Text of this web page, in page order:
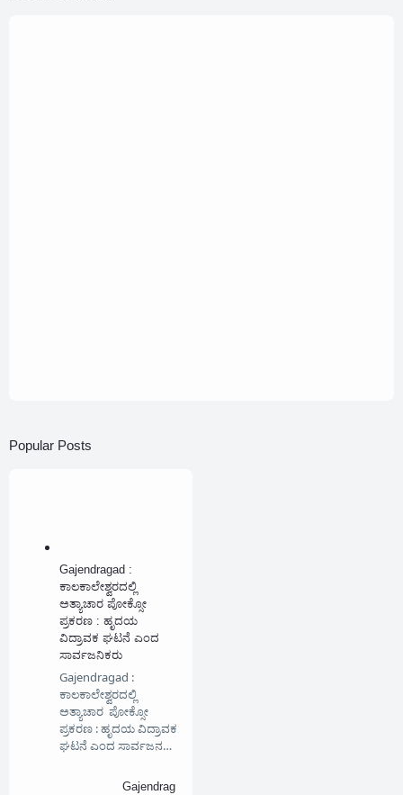
Popular Posts
Gajendragad :
ಕಾಲಕಾಲೇಶ್ವರದಲ್ಲಿ
ಅತ್ಯಾಚಾರ ಪೋಕ್ಸೋ
ಪ್ರಕರಣ : ಹೃದಯ
ವಿದ್ರಾವಕ ಘಟನೆ ಎಂದ
ಸಾರ್ವಜನಿಕರು
Gajendragad :
ಕಾಲಕಾಲೇಶ್ವರದಲ್ಲಿ
ಅತ್ಯಾಚಾರ ಪೋಕ್ಸೋ
ಪ್ರಕರಣ : ಹೃದಯ ವಿದ್ರಾವಕ
ಘಟನೆ ಎಂದ ಸಾರ್ವಜನ…
Gajendrag